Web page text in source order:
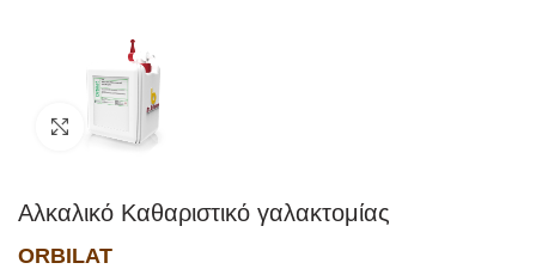
Αλκαλικό Καθαριστικό γαλακτομίας
ORBILAT